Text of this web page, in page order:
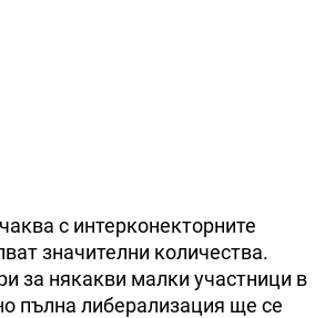
с интерконекторните
значителни количества.
за някакви малки участници в
пълна либерализация ще се